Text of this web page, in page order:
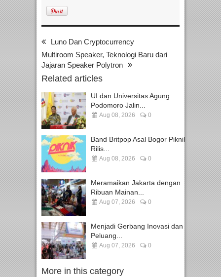
Luno Dan Cryptocurrency
Multiroom Speaker, Teknologi Baru dari
Jajaran Speaker Polytron
Related articles
UI dan Universitas Agung
Podomoro Jalin...
Aug 08, 2026 0
Band Britpop Asal Bogor Piknik
Rilis...
Aug 08, 2026 0
Meramaikan Jakarta dengan
Ribuan Mainan...
Aug 07, 2026 0
Menjadi Gerbang Inovasi dan
Peluang...
Aug 07, 2026 0
More in this category